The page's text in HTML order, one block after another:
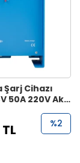
Cihazı
50A 220V Akü
%2